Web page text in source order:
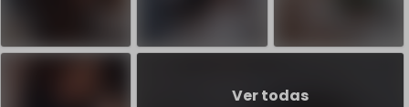
Ver todas